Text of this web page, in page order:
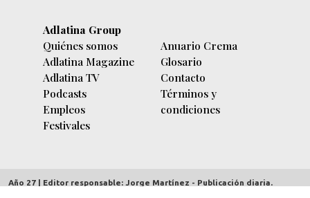
Adlatina Group
Quiénes somos
Adlatina Magazine
Adlatina TV
Podcasts
Empleos
Festivales
Anuario Crema
Glosario
Contacto
Términos y
condiciones
Año 27 | Editor responsable: Jorge Martínez - Publicación diaria.